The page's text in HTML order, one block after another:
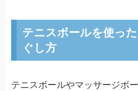
テニスボールを使っ
ぐし方
テニスボールやマッサージボ